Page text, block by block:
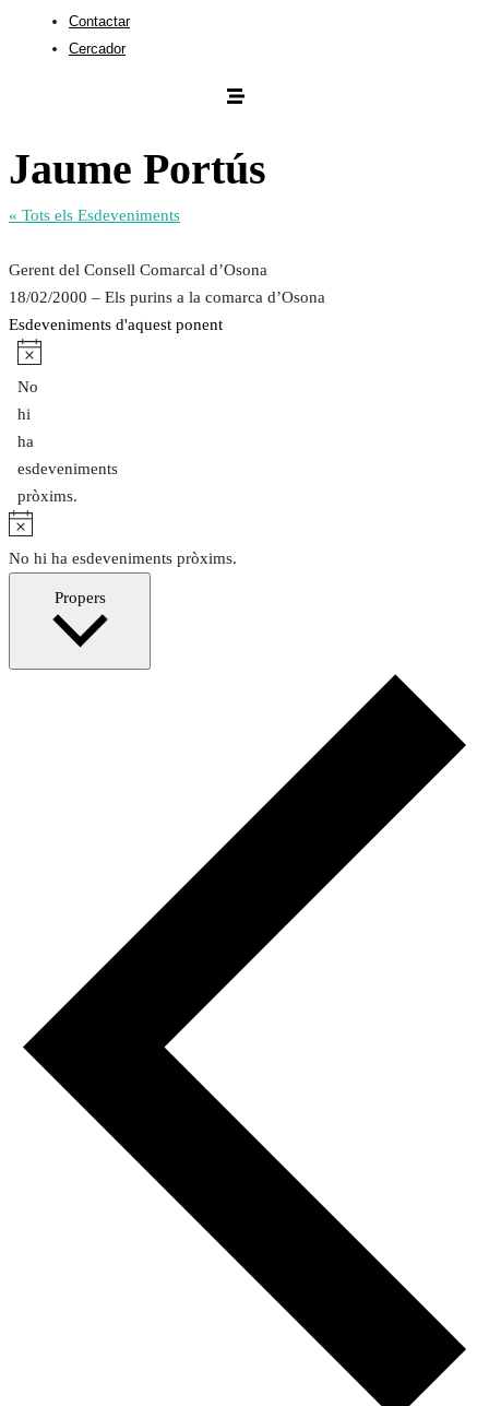
Contactar
Cercador
Jaume Portús
« Tots els Esdeveniments
Gerent del Consell Comarcal d’Osona
18/02/2000 – Els purins a la comarca d’Osona
Esdeveniments d'aquest ponent
Avís
No
hi
ha
esdeveniments
pròxims.
No hi ha esdeveniments pròxims.
Propers